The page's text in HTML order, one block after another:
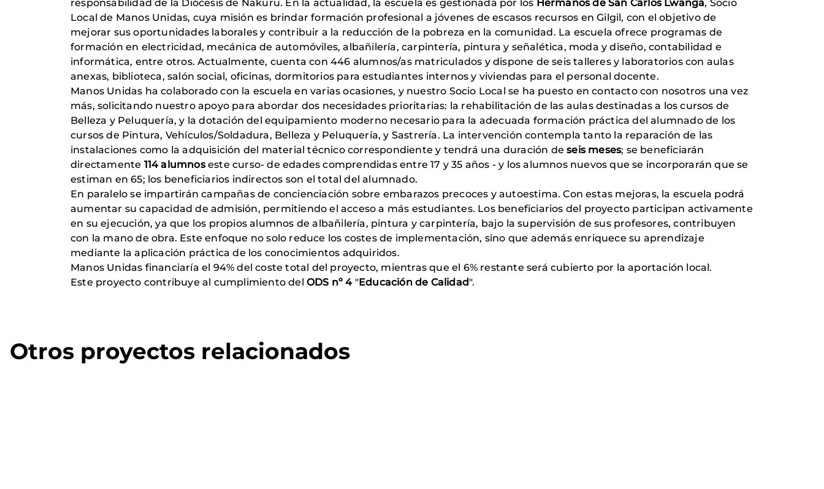
responsabilidad de la Diócesis de Nakuru. En la actualidad, la escuela es gestionada por los Hermanos de San Carlos Lwanga, Socio
Local de Manos Unidas, cuya misión es brindar formación profesional a jóvenes de escasos recursos en Gilgil, con el objetivo de
mejorar sus oportunidades laborales y contribuir a la reducción de la pobreza en la comunidad. La escuela ofrece programas de
formación en electricidad, mecánica de automóviles, albañilería, carpintería, pintura y señalética, moda y diseño, contabilidad e
informática, entre otros. Actualmente, cuenta con 446 alumnos/as matriculados y dispone de seis talleres y laboratorios con aulas
anexas, biblioteca, salón social, oficinas, dormitorios para estudiantes internos y viviendas para el personal docente.
Manos Unidas ha colaborado con la escuela en varias ocasiones, y nuestro Socio Local se ha puesto en contacto con nosotros una vez
más, solicitando nuestro apoyo para abordar dos necesidades prioritarias: la rehabilitación de las aulas destinadas a los cursos de
Belleza y Peluquería, y la dotación del equipamiento moderno necesario para la adecuada formación práctica del alumnado de los
cursos de Pintura, Vehículos/Soldadura, Belleza y Peluquería, y Sastrería. La intervención contempla tanto la reparación de las
instalaciones como la adquisición del material técnico correspondiente y tendrá una duración deseis meses; se beneficiarán
directamente 114 alumnoseste curso- de edades comprendidas entre 17 y 35 años - y los alumnos nuevos que se incorporarán que se
estiman en 65; los beneficiarios indirectos son el total del alumnado.
En paralelo se impartirán campañas de concienciación sobre embarazos precoces y autoestima. Con estas mejoras, la escuela podrá
aumentar su capacidad de admisión, permitiendo el acceso a más estudiantes. Los beneficiarios del proyecto participan activamente
en su ejecución, ya que los propios alumnos de albañilería, pintura y carpintería, bajo la supervisión de sus profesores, contribuyen
con la mano de obra. Este enfoque no solo reduce los costes de implementación, sino que además enriquece su aprendizaje
mediante la aplicación práctica de los conocimientos adquiridos.
Manos Unidas financiaría el 94% del coste total del proyecto, mientras que el 6% restante será cubierto por la aportación local.
Este proyecto contribuye al cumplimiento del ODS nº 4 "Educación de Calidad".
Otros proyectos relacionados